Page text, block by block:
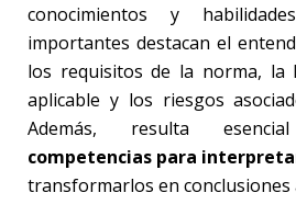
conocimientos y
importantes destacan el
los requisitos de la norma, la
aplicable y los riesgos
Además, resulta
competencias para
transformarlos en conclusiones